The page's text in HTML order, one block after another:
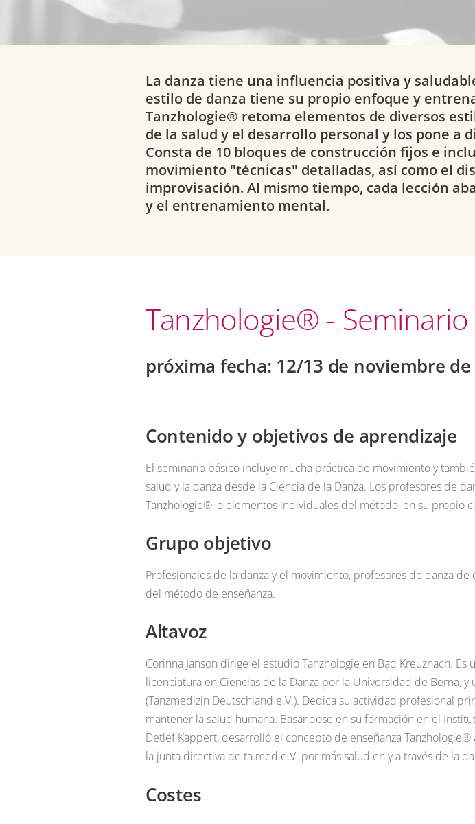
La danza tiene una influencia positiva y
estilo de danza tiene su propio enfoque y
Tanzhologie® retoma elementos de diversos
de la salud y el desarrollo personal y los pone a
Consta de 10 bloques de construcción fijos e
movimiento "técnicas" detalladas, así como el
improvisación. Al mismo tiempo, cada lección
y el entrenamiento mental.
Tanzhologie® - Seminario
próxima fecha: 12/13 de noviembre de
Contenido y objetivos de aprendizaje
El seminario básico incluye mucha práctica de movimiento y
salud y la danza desde la Ciencia de la Danza. Los profesores de
Tanzhologie®, o elementos individuales del método, en su propio
Grupo objetivo
Profesionales de la danza y el movimiento, profesores de danza
del método de enseñanza.
Altavoz
Corinna Janson dirige el estudio Tanzhologie en Bad Kreuznach.
licenciatura en Ciencias de la Danza por la Universidad de Berna,
(Tanzmedizin Deutschland e.V.). Dedica su actividad profesional
mantener la salud humana. Basándose en su formación en el
Detlef Kappert, desarrolló el concepto de enseñanza
la junta directiva de ta.med e.V. por más salud en y a través de la
Costes